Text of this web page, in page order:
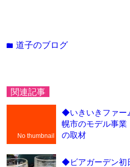
folder道子のブログ
関連記事
No thumbnail
◆いきいきファー
幌市のモデル事業
の取材
◆ビアガーデン初